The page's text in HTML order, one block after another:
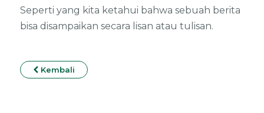
Seperti yang kita ketahui bahwa sebuah berita
bisa disampaikan secara lisan atau tulisan.
Kembali